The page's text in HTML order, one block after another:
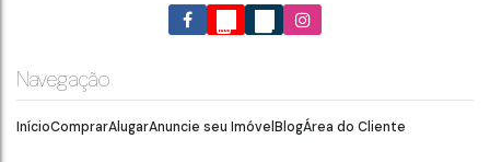
Prédio a venda já com renda 600 m² Vila Galvão-
Navegação
InícioComprarAlugarAnuncie seu ImóvelBlogÁrea do Cliente